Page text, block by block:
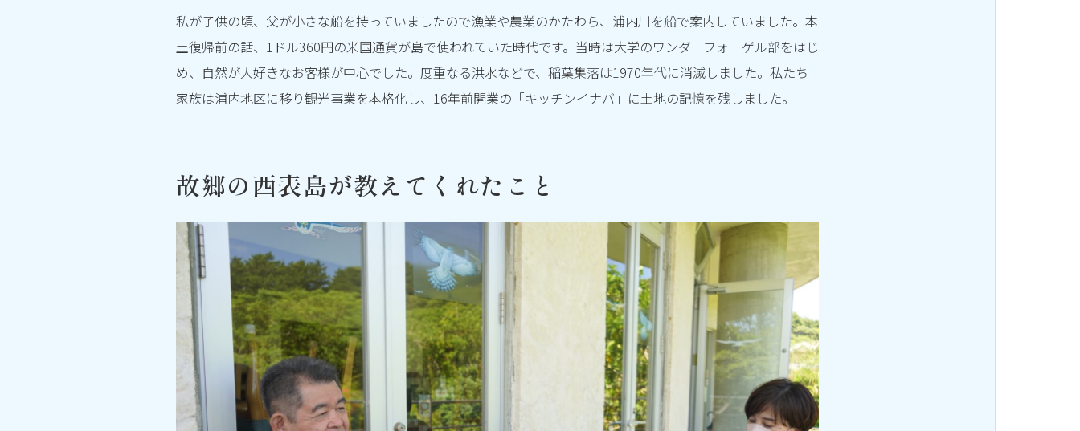
私が子供の頃、父が小さな船を持っていましたので漁業や農業のかたわら、浦内川を船で案内していました。本
土復帰前の話、1ドル360円の米国通貨が島で使われていた時代です。当時は大学のワンダーフォーゲル部をはじ
め、自然が大好きなお客様が中心でした。度重なる洪水などで、稲葉集落は1970年代に消滅しました。私たち
家族は浦内地区に移り観光事業を本格化し、16年前開業の「キッチンイナバ」に土地の記憶を残しました。
故郷の西表島が教えてくれたこと